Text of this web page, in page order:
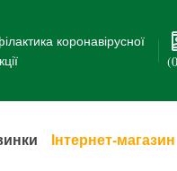
коронавірусної
Інтернет-магазин